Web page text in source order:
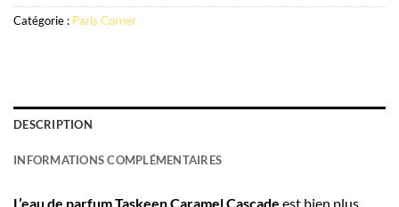
Catégorie : Paris Corner
DESCRIPTION
INFORMATIONS COMPLÉMENTAIRES
L’eau de parfum Taskeen Caramel Cascade est bien plus